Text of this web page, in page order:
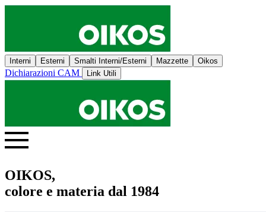
Interni Esterni Smalti Interni/Esterni Mazzette Oikos
Dichiarazioni CAM Link Utili
OIKOS,
colore e materia dal 1984